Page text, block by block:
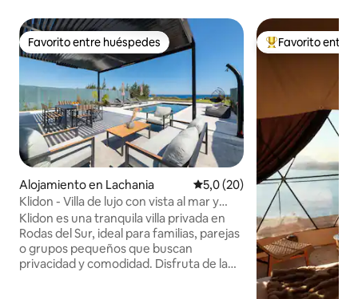
Favorito entre huéspedes
Favorito entre huéspedes
Alojamiento en Lachania Calificación promedio: 5,0 de
5,0 (20)
Klidon - Villa de lujo con vista al mar y
piscina privada
Klidon es una tranquila villa privada en
Rodas del Sur, ideal para familias, parejas
o grupos pequeños que buscan
privacidad y comodidad. Disfruta de la
Favorito entre
Favorito entre